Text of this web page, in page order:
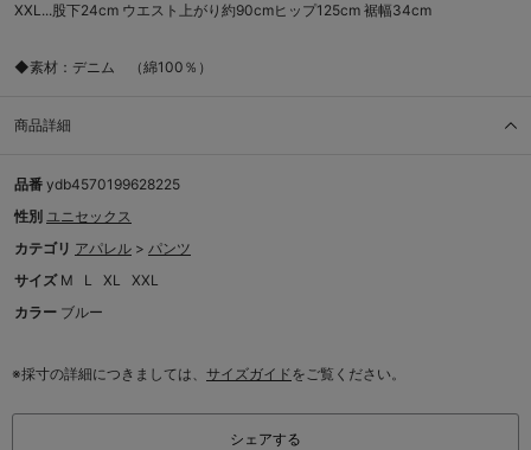
XXL...股下24cm ウエスト上がり約90cmヒップ125cm 裾幅34cm
◆素材：デニム （綿100％）
商品詳細
品番 ydb4570199628225
性別 ユニセックス
カテゴリ アパレル > パンツ
サイズ M L XL
XXL
カラー ブルー
※採寸の詳細につきましては、 サイズガイドをご覧ください。
シェアする